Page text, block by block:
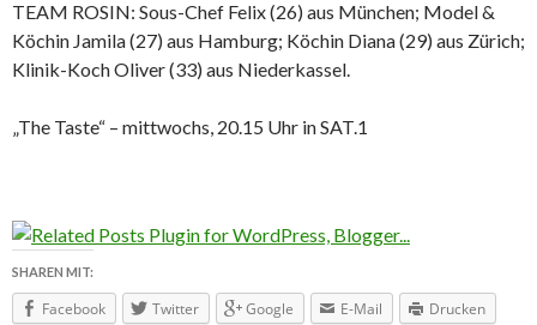
TEAM ROSIN: Sous-Chef Felix (26) aus München; Model &
Köchin Jamila (27) aus Hamburg; Köchin Diana (29) aus Zürich;
Klinik-Koch Oliver (33) aus Niederkassel.
„The Taste“ – mittwochs, 20.15 Uhr in SAT.1
SHAREN MIT:
Facebook Twitter Google E-Mail Drucken